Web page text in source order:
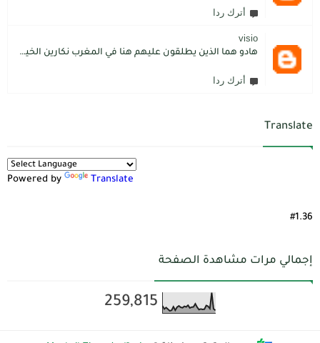
أترك ردا
visio
هادو هما الذين يطلقون عليهم هنا في المغرب نكارين الخير.كما يقول المثل المغربي دير الخير في الرجال تلقاه لاديرو فالشماتة راه يتوضر .لكن الخير دائما يعلو على الشر./.
أترك ردا
Translate
Powered by Translate
#1.36
إجمالي مرات مشاهدة الصفحة
259,815